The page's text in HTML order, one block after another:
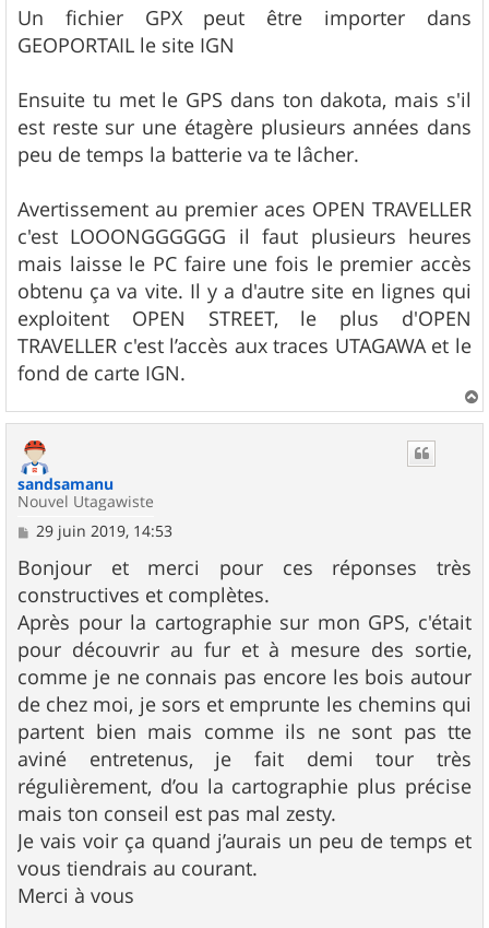
Un fichier GPX peut être importer dans
GEOPORTAIL le site IGN
Ensuite tu met le GPS dans ton dakota, mais s'il
est reste sur une étagère plusieurs années dans
peu de temps la batterie va te lâcher.
Avertissement au premier aces OPEN TRAVELLER
c'est LOOONGGGGGG il faut plusieurs heures
mais laisse le PC faire une fois le premier accès
obtenu ça va vite. Il y a d'autre site en lignes qui
exploitent OPEN STREET, le plus d'OPEN
TRAVELLER c'est l’accès aux traces UTAGAWA et le
fond de carte IGN.
a
sandsamanu
Nouvel Utagawiste
M
s
s
a
g
e
29 juin 2019, 14:53
Bonjour et merci pour ces réponses très
constructives et complètes.
Après pour la cartographie sur mon GPS, c'était
pour découvrir au fur et à mesure des sortie,
comme je ne connais pas encore les bois autour
de chez moi, je sors et emprunte les chemins qui
partent bien mais comme ils ne sont pas tte
aviné entretenus, je fait demi tour très
régulièrement, d’ou la cartographie plus précise
mais ton conseil est pas mal zesty.
Je vais voir ça quand j’aurais un peu de temps et
vous tiendrais au courant.
Merci à vous